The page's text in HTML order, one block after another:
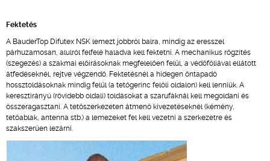
Fektetés
A BauderTop Difutex NSK lemezt jobbról balra, mindig az eresszel
párhuzamosan, alulról felfelé haladva kell fektetni. A mechanikus rögzítés
(szegezés) a szakmai előírásoknak megfelelően felül, a védőfóliával ellátott
átfedéseknél, rejtve végzendő. Fektetésnél a hidegen öntapadó
hossztoldásoknak mindig felül (a tetőgerinc felőli oldalon) kell lenniük. A
keresztirányú (rövidebb oldali) toldásokat a szarufáknál kell megoldani és
összeragasztani. A tetőszerkezeten átmenő kivezetéseknél (kémény,
tetőablak, antenna stb.) a lemezeket fel kell vezetni a szerkezetre és
szakszerűen lezárni.